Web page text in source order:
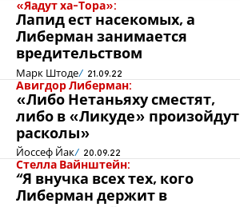
«Яадут ха-Тора»:
Лапид ест насекомых, а
Либерман занимается
вредительством
Марк Штоде 21.09.22
Авигдор Либерман:
«Либо Нетаньяху сместят,
либо в «Ликуде» произойдут
расколы»
Йоссеф Йак 20.09.22
Стелла Вайнштейн:
“Я внучка всех тех, кого
Либерман держит в